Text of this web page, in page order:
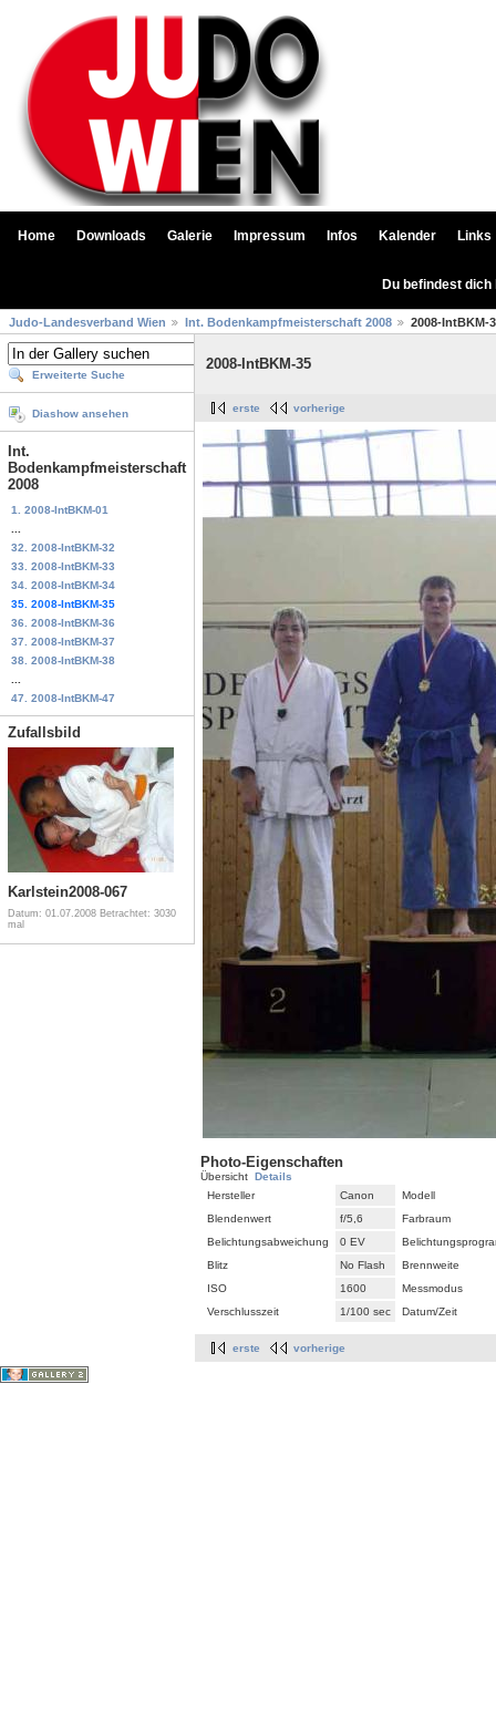
Home Downloads Galerie Impressum Infos Kalender Links
Du befindest
Judo-Landesverband Wien Int. Bodenkampfmeisterschaft 2008 2008-IntBKM-
Erweiterte Suche
Diashow ansehen
Int.
Bodenkampfmeisterschaft
2008
1. 2008-IntBKM-01
32. 2008-IntBKM-32
33. 2008-IntBKM-33
34. 2008-IntBKM-34
35. 2008-IntBKM-35
36. 2008-IntBKM-36
37. 2008-IntBKM-37
38. 2008-IntBKM-38
47. 2008-IntBKM-47
Zufallsbild
Karlstein2008-067
Datum: 01.07.2008 Betrachtet: 3030
mal
2008-IntBKM-35
erste vorherige
Photo-Eigenschaften
Übersicht Details
Hersteller
Canon
Modell
Blendenwert
f/5,6
Farbraum
Belichtungsabweichung
0 EV
Blitz
No Flash
Brennweite
ISO
1600
Messmodus
Verschlusszeit
1/100 sec Datum/Zeit
erste vorherige